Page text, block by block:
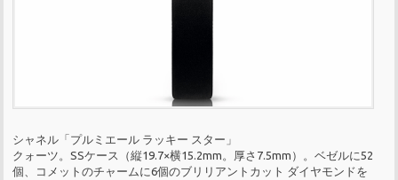
シャネル「プルミエール ラッキー スター」
クォーツ。SSケース（縦19.7×横15.2mm。厚さ7.5mm）。ベゼルに52
個、コメットのチャームに6個のブリリアントカット ダイヤモンドを